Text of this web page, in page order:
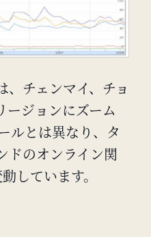
、チェンマイ、チョ
ージョンにズーム
ルとは異なり、タ
ドのオンライン関
しています。